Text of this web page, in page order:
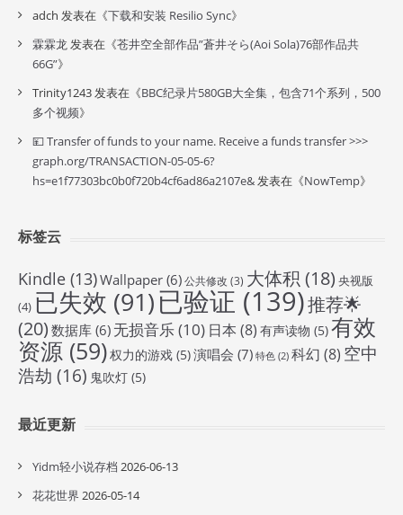
adch 发表在《下载和安装 Resilio Sync》
霖霖龙发表在《苍井空全部作品”蒼井そら(Aoi Sola)76部作品共
66G”》
Trinity1243发表在《BBC纪录片580GB大全集，包含71个系列，500
多个视频》
💴 Transfer of funds to your name. Receive a funds transfer >>>
graph.org/TRANSACTION-05-05-6?
hs=e1f77303bc0b0f720b4cf6ad86a2107e&发表在《NowTemp》
标签云
Kindle (13)Wallpaper (6)公共修改 (3) 大体积 (18) 央视版
(4) 已失效 (91)已验证 (139)推荐🌟
(20) 数据库 (6) 无损音乐(10) 日本 (8) 有声读物 (5)有效
资源 (59)权力的游戏 (5)演唱会 (7) 特色 (2) 科幻 (8) 空中
浩劫 (16) 鬼吹灯 (5)
最近更新
Yidm轻小说存档 2026-06-13
花花世界 2026-05-14